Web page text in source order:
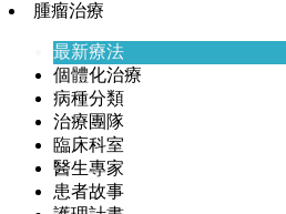
腫瘤治療
最新療法
個體化治療
病種分類
治療團隊
臨床科室
醫生專家
患者故事